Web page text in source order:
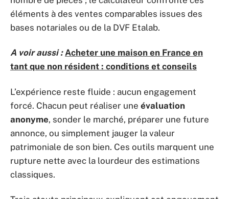
éléments à des ventes comparables issues des
bases notariales ou de la DVF Etalab.
A voir aussi : Acheter une maison en France en
tant que non résident : conditions et conseils
L’expérience reste fluide : aucun engagement
forcé. Chacun peut réaliser une évaluation
anonyme, sonder le marché, préparer une future
annonce, ou simplement jauger la valeur
patrimoniale de son bien. Ces outils marquent une
rupture nette avec la lourdeur des estimations
classiques.